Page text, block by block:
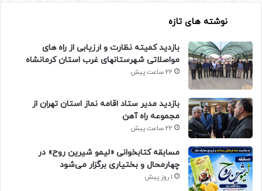
نوشته های تازه
بازدید کمیته نظارت و ارزیابی از راه های
مواصلاتی شهرستانهای غرب استان کرمانشاه
22 ساعت پیش
بازدید مدیر ستاد اقامه نماز استان تهران از
مجموعه راه آهن
22 ساعت پیش
مسابقه کتابخوانی «لیمو شیرین روح» در
چهارمحال و بختیاری برگزار می‌شود
1 روز پیش